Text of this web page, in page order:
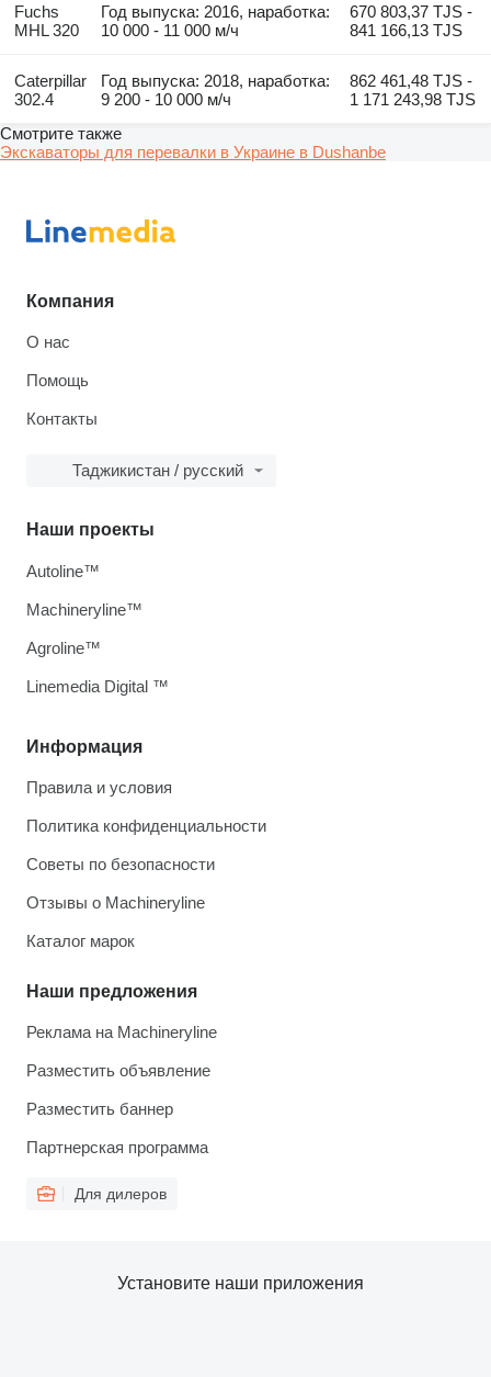
Fuchs
MHL 320
Год выпуска: 2016, наработка:
10 000 - 11 000 м/ч
670 803,37 TJS -
841 166,13 TJS
Caterpillar
302.4
Год выпуска: 2018, наработка:
9 200 - 10 000 м/ч
862 461,48 TJS -
1 171 243,98 TJS
Смотрите также
Экскаваторы для перевалки в Украине в Dushanbe
Компания
О нас
Помощь
Контакты
Таджикистан / русский
Информация
Правила и условия
Политика конфиденциальности
Советы по безопасности
Отзывы о Machineryline
Каталог марок
Наши предложения
Реклама на Machineryline
Разместить объявление
Разместить баннер
Партнерская программа
Для дилеров
Наши проекты
Autoline™
Machineryline™
Agroline™
Linemedia Digital ™
Установите наши приложения